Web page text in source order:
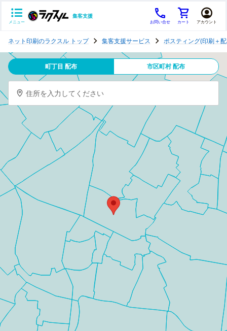
メニュー
集客支援
お問い合せ カート アカウント
テ
ン
グ
ネット印刷のラクスル トップ 集客支援サービス ポスティング(印刷＋
町丁目 配布 市区町村 配布
住所を入力してください